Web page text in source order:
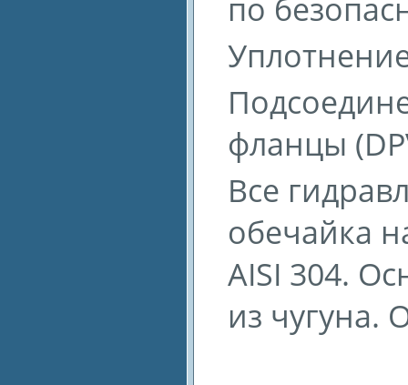
по
фланцы
Все
обечайка
AISI 304.
из